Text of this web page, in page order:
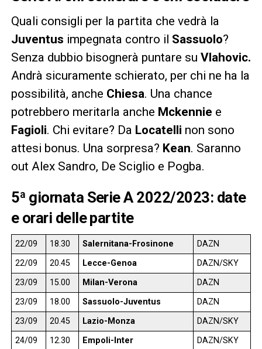
Quali consigli per la partita che vedrà la
Juventus impegnata contro il Sassuolo?
Senza dubbio bisognerà puntare su Vlahovic.
Andrà sicuramente schierato, per chi ne ha la
possibilità, anche Chiesa. Una chance
potrebbero meritarla anche Mckennie e
Fagioli. Chi evitare? Da Locatelli non sono
attesi bonus. Una sorpresa? Kean. Saranno
out Alex Sandro, De Sciglio e Pogba.
5ª giornata Serie A 2022/2023: date
e orari delle partite
22/09 18.30 Salernitana-Frosinone
DAZN
22/09
20.45 Lecce-Genoa
DAZN/SKY
23/09
15.00 Milan-Verona
DAZN
23/09
18.00 Sassuolo-Juventus
DAZN
23/09
20.45 Lazio-Monza
DAZN/SKY
24/09
12.30 Empoli-Inter
DAZN/SKY